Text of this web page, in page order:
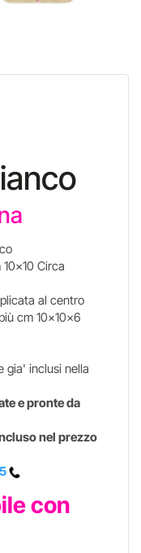
Circa
al centro
cm 10x10x6
gia' inclusi nella
e pronte da
nel prezzo
con